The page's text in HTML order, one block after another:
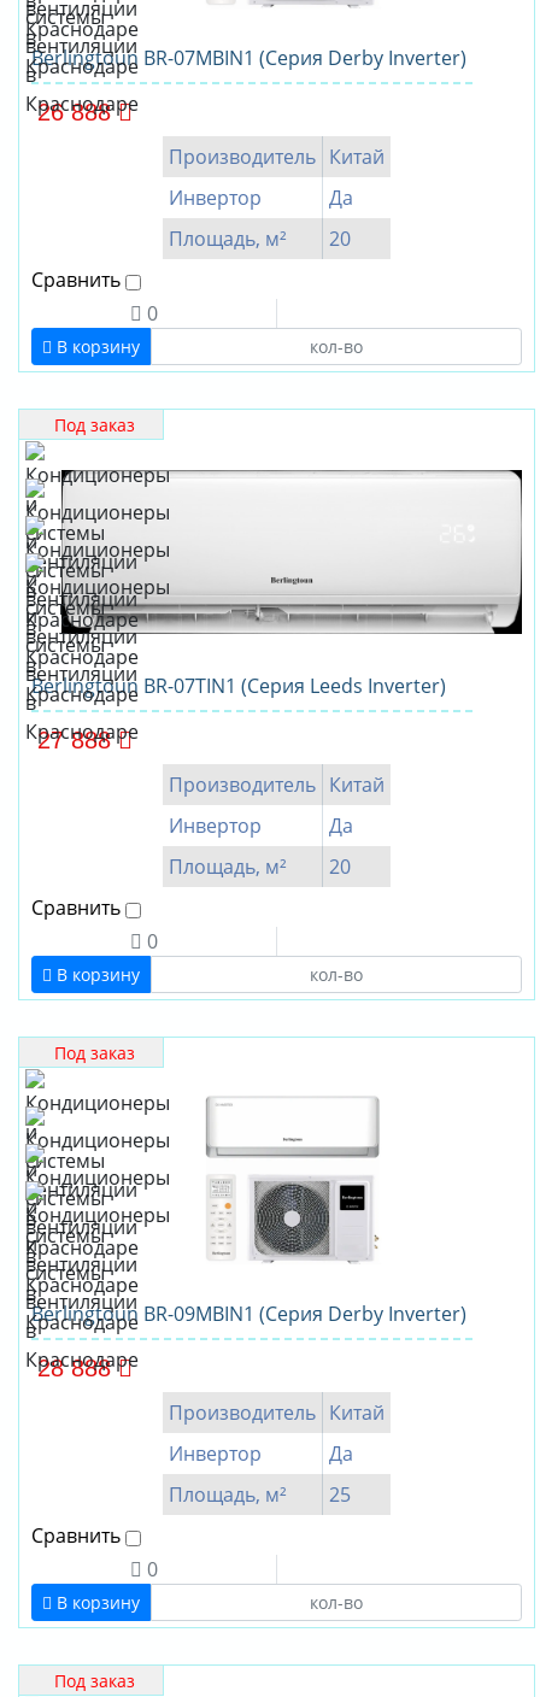
Berlingtoun BR-07MBIN1 (Серия Derby Inverter)
26 888
Производитель Китай
Инвертор
Да
Площадь, м²
20
Сравнить
0
В корзину
Под заказ
Berlingtoun BR-07TIN1 (Серия Leeds Inverter)
27 888
Производитель Китай
Инвертор
Да
Площадь, м²
20
Сравнить
0
В корзину
Под заказ
Berlingtoun BR-09MBIN1 (Серия Derby Inverter)
28 888
Производитель Китай
Инвертор
Да
Площадь, м²
25
Сравнить
0
В корзину
Под заказ